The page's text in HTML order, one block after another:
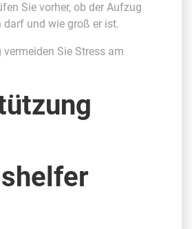
Sie vorher, ob der Aufzug
darf und wie groß er ist.
Sie Stress am